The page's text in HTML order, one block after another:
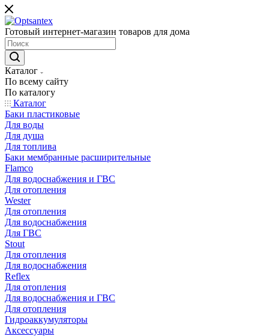
Готовый интернет-магазин товаров для дома
Каталог
По всему сайту
По каталогу
Каталог
Баки пластиковые
Для воды
Для душа
Для топлива
Баки мембранные расширительные
Flamco
Для водоснабжения и ГВС
Для отопления
Wester
Для отопления
Для водоснабжения
Для ГВС
Stout
Для отопления
Для водоснабжения
Reflex
Для отопления
Для водоснабжения и ГВС
Для отопления
Гидроаккумуляторы
Аксессуары